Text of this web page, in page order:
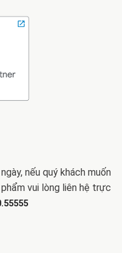
nếu quý khách muốn
vui lòng liên hệ trực